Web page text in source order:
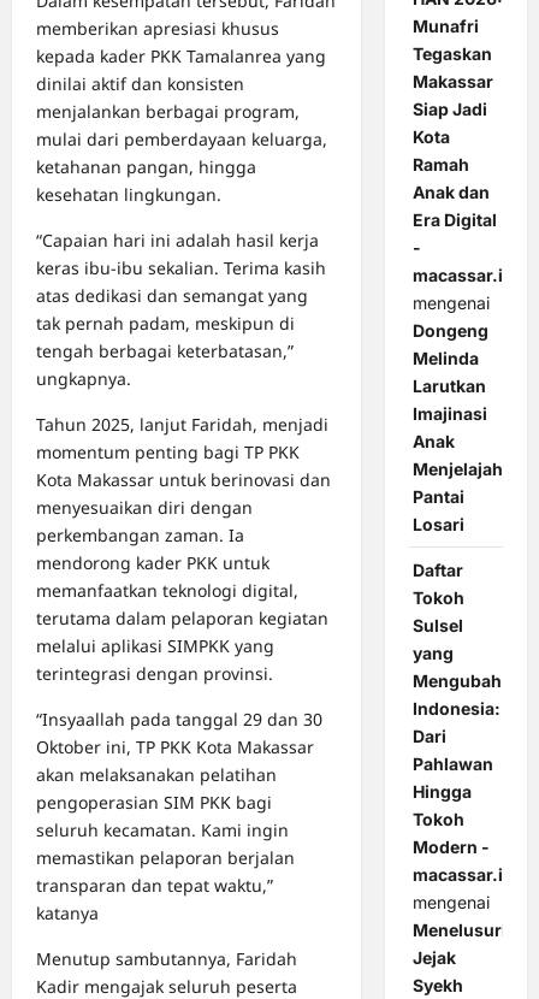
memberikan apresiasi khusus
kepada kader PKK Tamalanrea yang
dinilai aktif dan konsisten
menjalankan berbagai program,
mulai dari pemberdayaan keluarga,
ketahanan pangan, hingga
kesehatan lingkungan.
“Capaian hari ini adalah hasil kerja
keras ibu-ibu sekalian. Terima kasih
atas dedikasi dan semangat yang
tak pernah padam, meskipun di
tengah berbagai keterbatasan,”
ungkapnya.
Tahun 2025, lanjut Faridah, menjadi
momentum penting bagi TP PKK
Kota Makassar untuk berinovasi dan
menyesuaikan diri dengan
perkembangan zaman. Ia
mendorong kader PKK untuk
memanfaatkan teknologi digital,
terutama dalam pelaporan kegiatan
melalui aplikasi SIMPKK yang
terintegrasi dengan provinsi.
“Insyaallah pada tanggal 29 dan 30
Oktober ini, TP PKK Kota Makassar
akan melaksanakan pelatihan
pengoperasian SIM PKK bagi
seluruh kecamatan. Kami ingin
memastikan pelaporan berjalan
transparan dan tepat waktu,”
katanya
Menutup sambutannya, Faridah
Kadir mengajak seluruh peserta
Munafri
Tegaskan
Makassar
Siap Jadi
Kota
Ramah
Anak dan
Era Digital
-
macassar.id
mengenai
Dongeng
Melinda
Larutkan
Imajinasi
Anak
Menjelajah
Pantai
Losari
Daftar
Tokoh
Sulsel
yang
Mengubah
Indonesia:
Dari
Pahlawan
Hingga
Tokoh
Modern -
macassar.id
mengenai
Menelusuri
Jejak
Syekh